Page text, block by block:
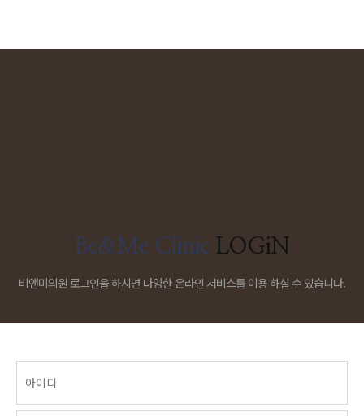
Be&Me Clinic LOGiN
비앤미의원 로그인을 하시면 다양한 온라인 서비스를 이용 하실 수 있습니다.